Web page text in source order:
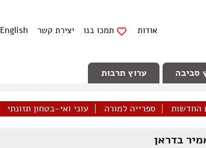
אודות תמכו בנו יצירת קשר English
סביבה ערוץ תרבות
החדשות ספרייה למורה עוני ואי-בטחון תזונתי
בדראן